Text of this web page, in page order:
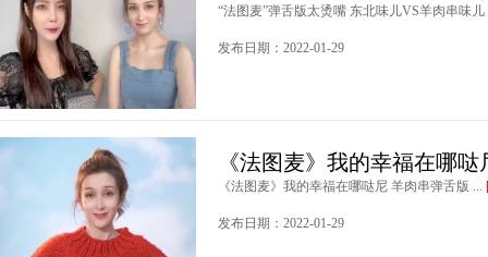
“法图麦”弹舌版太烫嘴 东北味儿VS羊肉串味
发布日期：2022-01-29
《法图麦》我的幸福在哪
《法图麦》我的幸福在哪哒尼 羊肉串弹舌版 ...
发布日期：2022-01-29